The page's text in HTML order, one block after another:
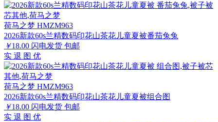
荷马之梦 HMZM963
2026新款60s兰精数码印花山茶花儿童夏被番茄兔兔
￥18.00 闪电发货 包邮
实 退 图 优
荷马之梦 HMZM963
2026新款60s兰精数码印花山茶花儿童夏被组合图
￥18.00 闪电发货 包邮
实 退 图 优